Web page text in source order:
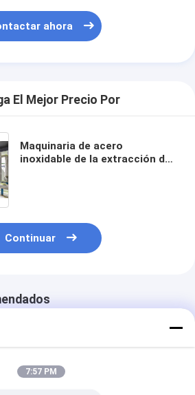
ahora
El Mejor Precio Por
Maquinaria de acero
inoxidable de la extracción de
Continuar
7:57 PM